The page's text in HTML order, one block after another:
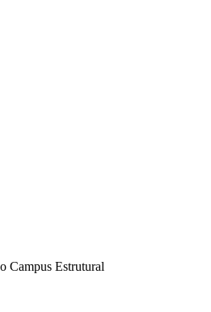
Campus Estrutural